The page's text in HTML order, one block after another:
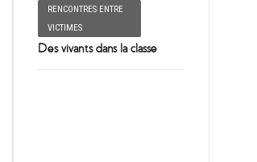
RENCONTRES ENTRE
VICTIMES
Des vivants dans la classe